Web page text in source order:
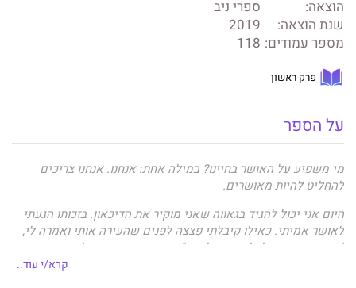
הוצאה:
ספרי ניב
שנת הוצאה:
2019
מספר עמודים: 118
פרק ראשון
על הספר
מי משפיע על האושר בחיינו? במילה אחת: אנחנו. אנחנו צריכים
להחליט להיות מאושרים.
היום אני יכול להגיד בגאווה שאני מוקיר את הדיכאון. בזכותו הגעתי
לאושר אמיתי. כאילו קיבלתי פצצה לפנים שהעירה אותי ואמרה לי,
"חבוב, אתה אפילו לא קרוב ליעד." עד היום אני מדבר לעצמי
לפעמים, פתאום בוכה, פתאום מחייך, עדיין עובד על זה ובכל יום
קרא/י עוד..